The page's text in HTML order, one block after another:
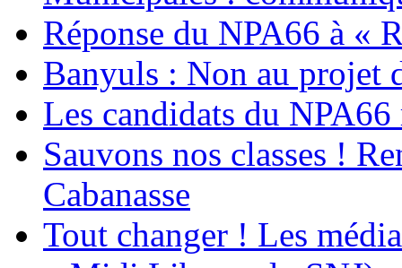
Réponse du NPA66 à «
Banyuls : Non au projet
Les candidats du
Sauvons nos classes !
Cabanasse
Tout changer ! Les